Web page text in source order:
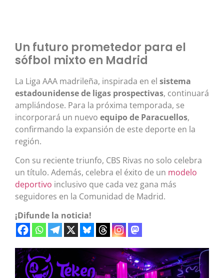
Un futuro prometedor para el
sófbol mixto en Madrid
La Liga AAA madrileña, inspirada en el sistema
estadounidense de ligas prospectivas, continuará
ampliándose. Para la próxima temporada, se
incorporará un nuevo equipo de Paracuellos,
confirmando la expansión de este deporte en la
región.
Con su reciente triunfo, CBS Rivas no solo celebra
un título. Además, celebra el éxito de un modelo
deportivo inclusivo que cada vez gana más
seguidores en la Comunidad de Madrid.
¡Difunde la noticia!